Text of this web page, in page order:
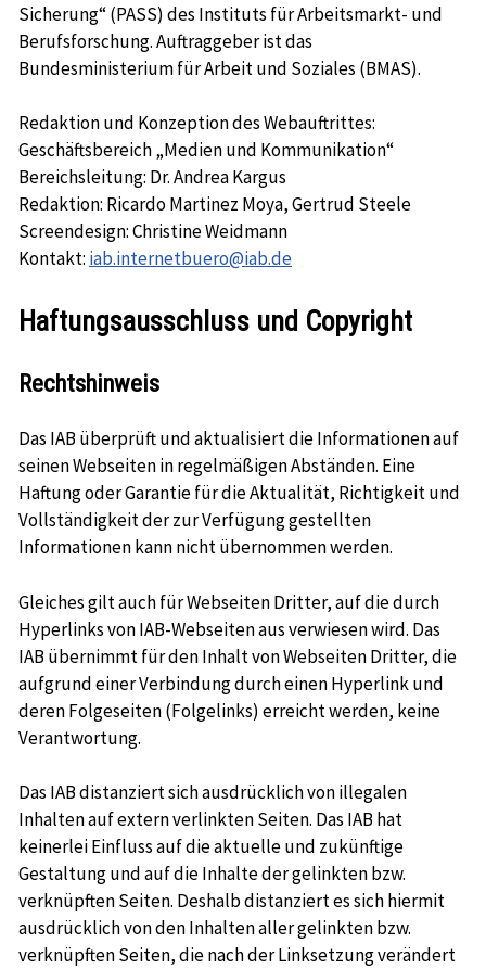
Sicherung“ (PASS) des Instituts für Arbeitsmarkt- und
Berufsforschung. Auftraggeber ist das
Bundesministerium für Arbeit und Soziales (BMAS).
Redaktion und Konzeption des Webauftrittes:
Geschäftsbereich „Medien und Kommunikation“
Bereichsleitung: Dr. Andrea Kargus
Redaktion: Ricardo Martinez Moya, Gertrud Steele
Screendesign: Christine Weidmann
Kontakt: iab.internetbuero@iab.de
Haftungsausschluss und Copyright
Rechtshinweis
Das IAB überprüft und aktualisiert die Informationen auf
seinen Webseiten in regelmäßigen Abständen. Eine
Haftung oder Garantie für die Aktualität, Richtigkeit und
Vollständigkeit der zur Verfügung gestellten
Informationen kann nicht übernommen werden.
Gleiches gilt auch für Webseiten Dritter, auf die durch
Hyperlinks von IAB-Webseiten aus verwiesen wird. Das
IAB übernimmt für den Inhalt von Webseiten Dritter, die
aufgrund einer Verbindung durch einen Hyperlink und
deren Folgeseiten (Folgelinks) erreicht werden, keine
Verantwortung.
Das IAB distanziert sich ausdrücklich von illegalen
Inhalten auf extern verlinkten Seiten. Das IAB hat
keinerlei Einfluss auf die aktuelle und zukünftige
Gestaltung und auf die Inhalte der gelinkten bzw.
verknüpften Seiten. Deshalb distanziert es sich hiermit
ausdrücklich von den Inhalten aller gelinkten bzw.
verknüpften Seiten, die nach der Linksetzung verändert